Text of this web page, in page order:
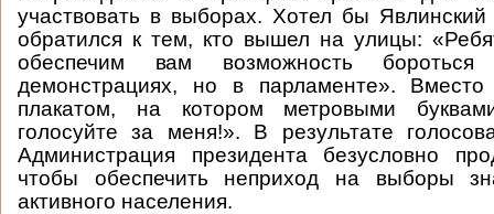
участвовать в выборах. Хотел бы
обратился к тем, кто вышел на улицы:
обеспечим вам возможность
демонстрациях, но в парламенте».
плакатом, на котором метровыми
голосуйте за меня!». В результате
Администрация президента безусловно
чтобы обеспечить неприход на выборы
активного населения.